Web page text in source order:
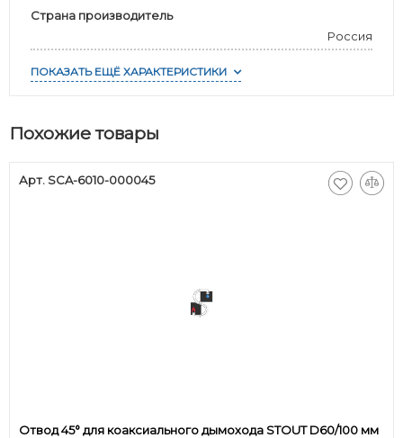
Страна производитель
Россия
ПОКАЗАТЬ ЕЩЁ ХАРАКТЕРИСТИКИ
Похожие товары
Арт. SCA-6010-000045
Отвод 45° для коаксиального дымохода STOUT D60/100 мм